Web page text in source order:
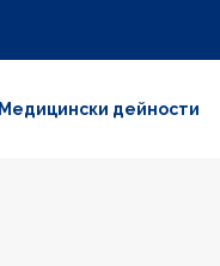
Медицински дейности